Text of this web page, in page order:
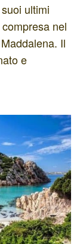
ultimi
nel
Il
e